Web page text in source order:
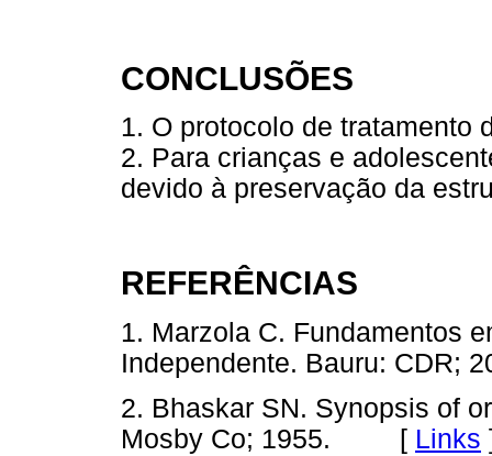
CONCLUSÕES
1. O protocolo de tratamento
2. Para crianças e
devido à preservação da
REFERÊNCIAS
1. Marzola C. Fundamentos
Independente. Bauru:
2. Bhaskar SN. Synopsis of
Mosby Co; 1955. [ Links